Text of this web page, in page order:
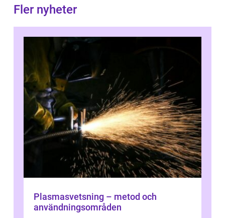
Fler nyheter
Plasmasvetsning – metod och
användningsområden